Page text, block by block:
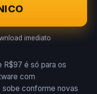
imediato
é só para os
com
conforme novas